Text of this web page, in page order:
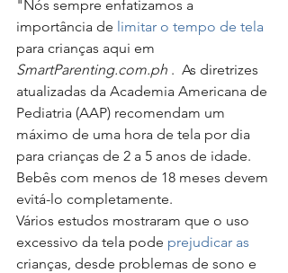
"Nós sempre enfatizamos a
importância de limitar o tempo de tela
para crianças aqui em
SmartParenting.com.ph .  As diretrizes
atualizadas da Academia Americana de
Pediatria (AAP) recomendam um
máximo de uma hora de tela por dia
para crianças de 2 a 5 anos de idade.
Bebês com menos de 18 meses devem
evitá-lo completamente.
Vários estudos mostraram que o uso
excessivo da tela pode prejudicar as
crianças, desde problemas de sono e